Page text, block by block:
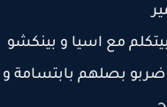
مع اسيا و بينكشو
بصلهم بابتسامة و